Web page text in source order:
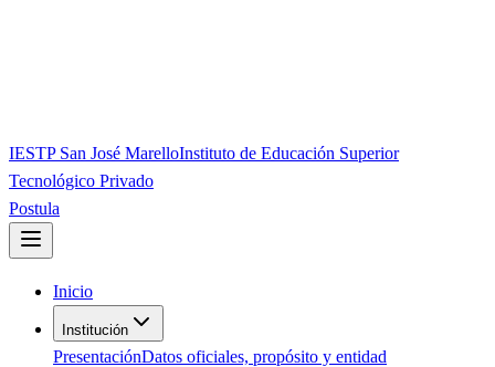
IESTP San José MarelloInstituto de Educación Superior
Tecnológico Privado
Postula
Inicio
Institución
PresentaciónDatos oficiales, propósito y entidad